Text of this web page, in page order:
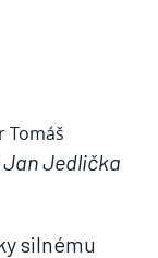
Tomáš
Jan Jedlička
silnému